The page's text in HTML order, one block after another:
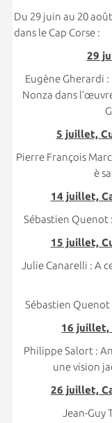
Du 29 juin au 20
dans le Cap Corse :
29
Eugène Gherardi :
Nonza dans
5 juillet,
Pierre François
è
14 juillet,
Sébastien Quenot
15 juillet,
Julie Canarelli : A
Sébastien Quenot
16 juillet,
Philippe Salort :
une vision
26 juillet,
Jean-Guy